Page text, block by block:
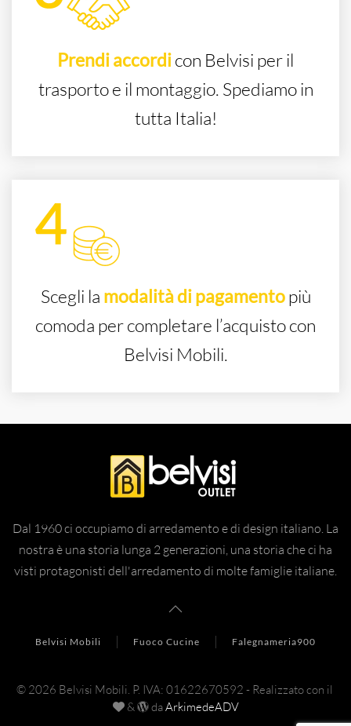
Prendi accordicon Belvisi per il
trasporto e il montaggio. Spediamo in
tutta Italia!
Scegli la modalità di pagamentopiù
comoda per completare l’acquisto con
Belvisi Mobili.
Dal 1960 ci occupiamo di arredamento e di design italiano. La
nostra è una storia lunga 2 generazioni, una storia che ci ha
visti protagonisti dell'arredamento di molte famiglie italiane.
Belvisi Mobili Fuoco Cucine Falegnameria900
© 2026 Belvisi Mobili. P. IVA: 01622670592 - Realizzato con il
&
daArkimedeADV